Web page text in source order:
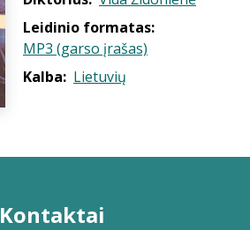
Leidinio formatas:
MP3 (garso įrašas)
Kalba: Lietuvių
Kontaktai